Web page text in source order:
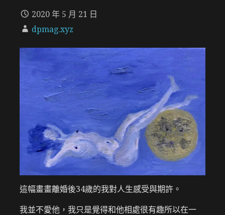
2020 年 5 月 21 日
dpmag.xyz
這幅畫畫離婚後34歲的我對人生感受與期許。
我並不愛他，我只是覺得和他相處很有趣所以在一